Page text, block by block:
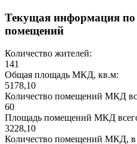
Текущая информация
помещений
Количество жителей:
141
Общая площадь МКД, кв.м:
5178,10
Количество помещений МКД
60
Площадь помещений МКД
3228,10
Количество помещений МКД, в